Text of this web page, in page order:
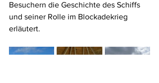
Besuchern die Geschichte des Schiffs
und seiner Rolle im Blockadekrieg
erläutert.